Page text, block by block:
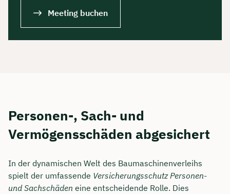
Meeting buchen
Personen-, Sach- und
Vermögensschäden abgesichert
In der dynamischen Welt des Baumaschinenverleihs
spielt der umfassende Versicherungsschutz Personen-
und Sachschäden eine entscheidende Rolle. Dies